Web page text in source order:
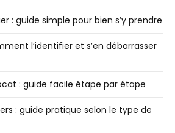
: guide simple pour bien s’y prendre
l’identifier et s’en débarrasser
: guide facile étape par étape
: guide pratique selon le type de